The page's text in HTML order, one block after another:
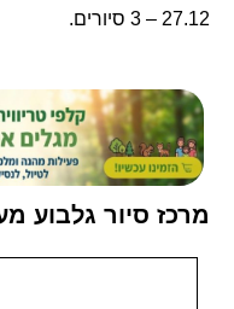
27.12 – 3 סיורים.
מרכז סיור גלבוע